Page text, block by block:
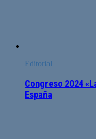
Editorial
Congreso 2024
España